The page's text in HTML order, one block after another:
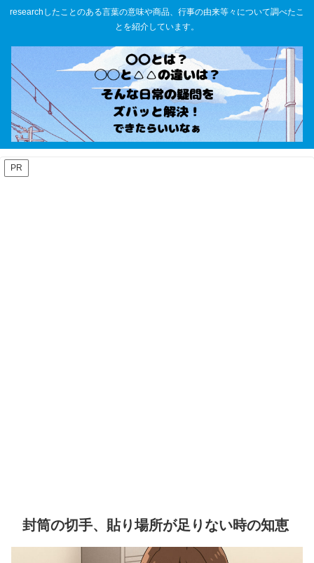
researchしたことのある言葉の意味や商品、行事の由来等々について調べたこ
とを紹介しています。
PR
封筒の切手、貼り場所が足りない時の知恵